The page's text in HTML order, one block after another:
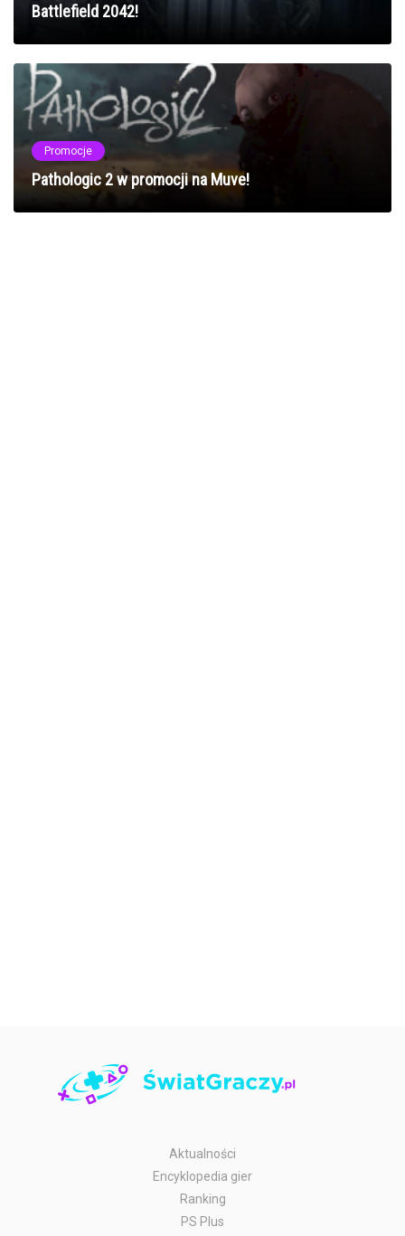
Battlefield 2042!
Promocje
Pathologic 2 w promocji na Muve!
Aktualności
Encyklopedia gier
Ranking
PS Plus